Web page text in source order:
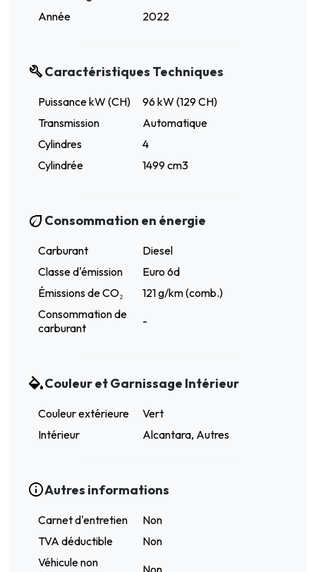
Année
2022
Caractéristiques Techniques
Puissance kW (CH)
96 kW (129 CH)
Transmission
Automatique
Cylindres
4
Cylindrée
1499 cm3
Consommation en énergie
Carburant
Diesel
Classe d'émission
Euro 6d
Émissions de CO₂
121 g/km (comb.)
Consommation de
carburant
-
Couleur et Garnissage Intérieur
Couleur extérieure
Vert
Intérieur
Alcantara, Autres
Autres informations
Carnet d'entretien
Non
TVA déductible
Non
Véhicule non